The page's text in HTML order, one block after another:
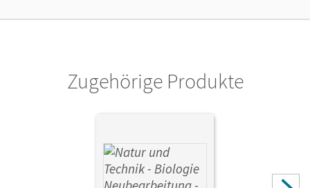
Zugehörige Produkte